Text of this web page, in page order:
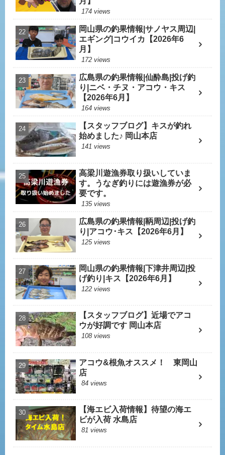
174 views
岡山県の釣果情報|サノヤス周辺|
エギング|コウイカ【2026年6
月】
172 views
広島県の釣果情報|仙酔島|投げ釣
り|ニベ・チヌ・アコウ・キス
【2026年6月】
164 views
【スタッフブログ】キスが釣れ
始めました♪ 岡山本店
141 views
高梁川遊漁券取り扱いしていま
す。うなぎ釣りには遊漁券が必
要です。
135 views
広島県の釣果情報|鞆周辺|投げ釣
り|アコウ･キス【2026年6月】
125 views
岡山県の釣果情報|下津井周辺|投
げ釣り|キス【2026年6月】
122 views
【スタッフブログ】近場でアコ
ウが好調です 岡山本店
108 views
アコウ&根魚オススメ！ 東岡山
店
84 views
【海エビ入荷情報】待望の海エ
ビが入荷 水島店
81 views